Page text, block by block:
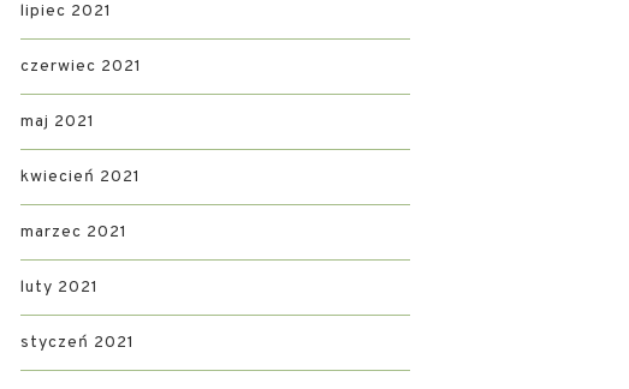
lipiec 2021
czerwiec 2021
maj 2021
kwiecień 2021
marzec 2021
luty 2021
styczeń 2021